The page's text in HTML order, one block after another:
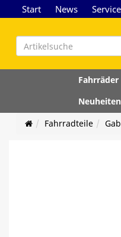
Start News Service
Fahrräder
Neuheiten
Fahrradteile